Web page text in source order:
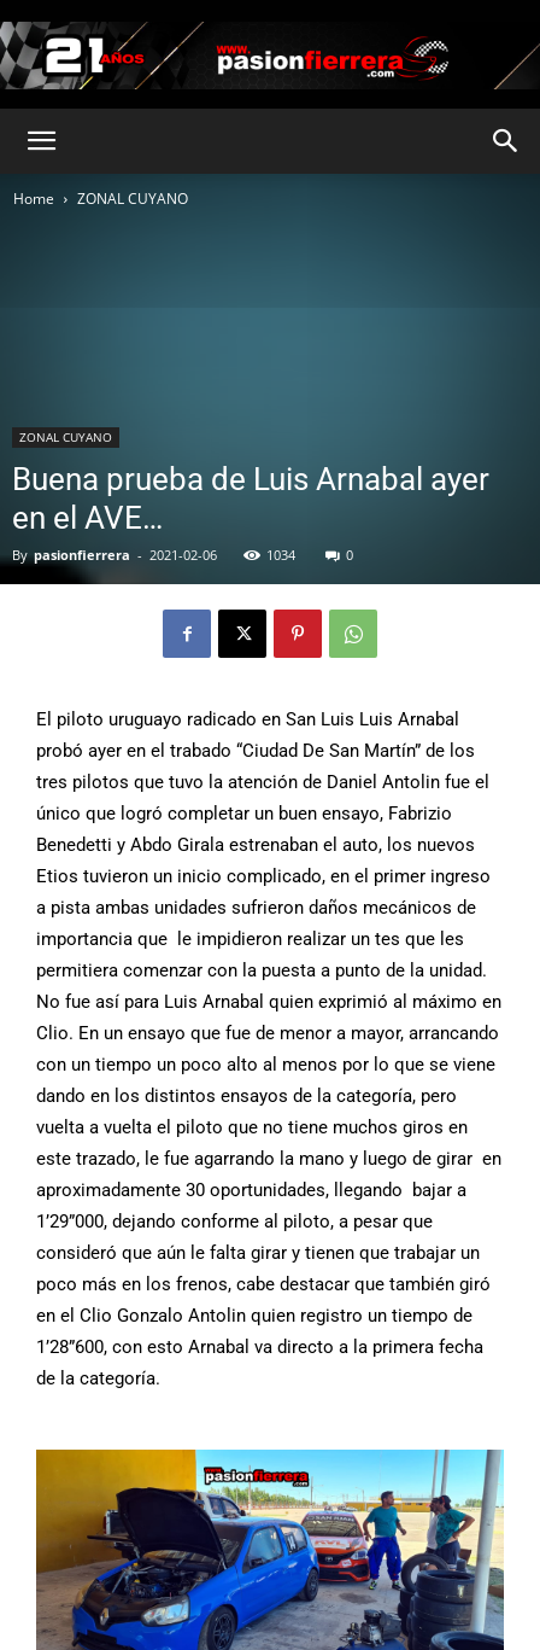
Home ZONAL CUYANO
ZONAL CUYANO
Buena prueba de Luis Arnabal ayer
en el AVE…
By pasionfierrera - 2021-02-06 1034 0
El piloto uruguayo radicado en San Luis Luis Arnabal
probó ayer en el trabado “Ciudad De San Martín” de los
tres pilotos que tuvo la atención de Daniel Antolin fue el
único que logró completar un buen ensayo, Fabrizio
Benedetti y Abdo Girala estrenaban el auto, los nuevos
Etios tuvieron un inicio complicado, en el primer ingreso
a pista ambas unidades sufrieron daños mecánicos de
importancia que le impidieron realizar un tes que les
permitiera comenzar con la puesta a punto de la unidad.
No fue así para Luis Arnabal quien exprimió al máximo en
Clio. En un ensayo que fue de menor a mayor, arrancando
con un tiempo un poco alto al menos por lo que se viene
dando en los distintos ensayos de la categoría, pero
vuelta a vuelta el piloto que no tiene muchos giros en
este trazado, le fue agarrando la mano y luego de girar en
aproximadamente 30 oportunidades, llegando bajar a
1’29”000, dejando conforme al piloto, a pesar que
consideró que aún le falta girar y tienen que trabajar un
poco más en los frenos, cabe destacar que también giró
en el Clio Gonzalo Antolin quien registro un tiempo de
1’28”600, con esto Arnabal va directo a la primera fecha
de la categoría.